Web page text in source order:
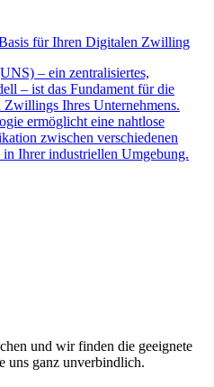
für Ihren Digitalen Zwilling
– ein zentralisiertes,
– ist das Fundament für die
Zwillings Ihres Unternehmens.
ermöglicht eine nahtlose
zwischen verschiedenen
Ihrer industriellen Umgebung.
und wir finden die geeignete
uns ganz unverbindlich.